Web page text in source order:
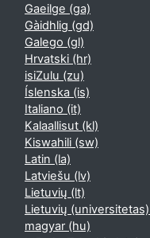
Gaeilge ‎(ga)‎
Gàidhlig ‎(gd)‎
Galego ‎(gl)‎
Hrvatski ‎(hr)‎
isiZulu ‎(zu)‎
Íslenska ‎(is)‎
Italiano ‎(it)‎
Kalaallisut ‎(kl)‎
Kiswahili ‎(sw)‎
Latin ‎(la)‎
Latviešu ‎(lv)‎
Lietuvių ‎(lt)‎
Lietuvių
magyar ‎(hu)‎